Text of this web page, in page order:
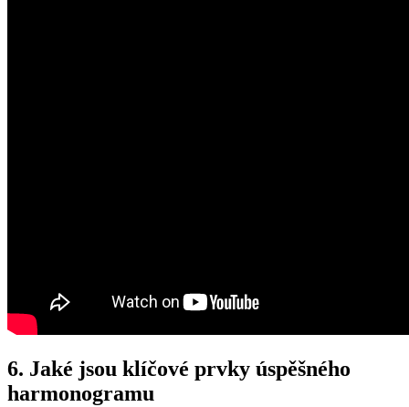
6. Jaké jsou klíčové prvky úspěšného
harmonogramu